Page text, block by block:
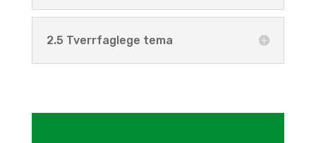
2.5 Tverrfaglege tema